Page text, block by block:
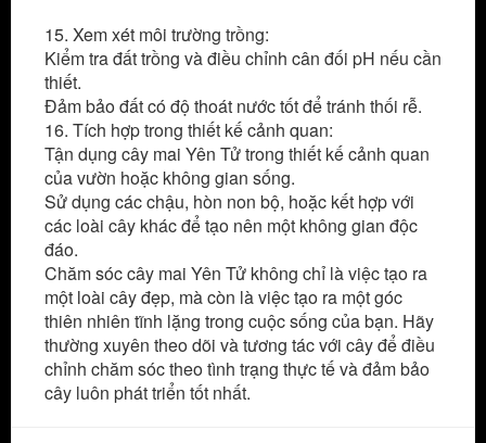
15. Xem xét môi trường trồng:
Kiểm tra đất trồng và điều chỉnh cân đối pH nếu cần
thiết.
Đảm bảo đất có độ thoát nước tốt để tránh thối rễ.
16. Tích hợp trong thiết kế cảnh quan:
Tận dụng cây mai Yên Tử trong thiết kế cảnh quan
của vườn hoặc không gian sống.
Sử dụng các chậu, hòn non bộ, hoặc kết hợp với
các loài cây khác để tạo nên một không gian độc
đáo.
Chăm sóc cây mai Yên Tử không chỉ là việc tạo ra
một loài cây đẹp, mà còn là việc tạo ra một góc
thiên nhiên tĩnh lặng trong cuộc sống của bạn. Hãy
thường xuyên theo dõi và tương tác với cây để điều
chỉnh chăm sóc theo tình trạng thực tế và đảm bảo
cây luôn phát triển tốt nhất.